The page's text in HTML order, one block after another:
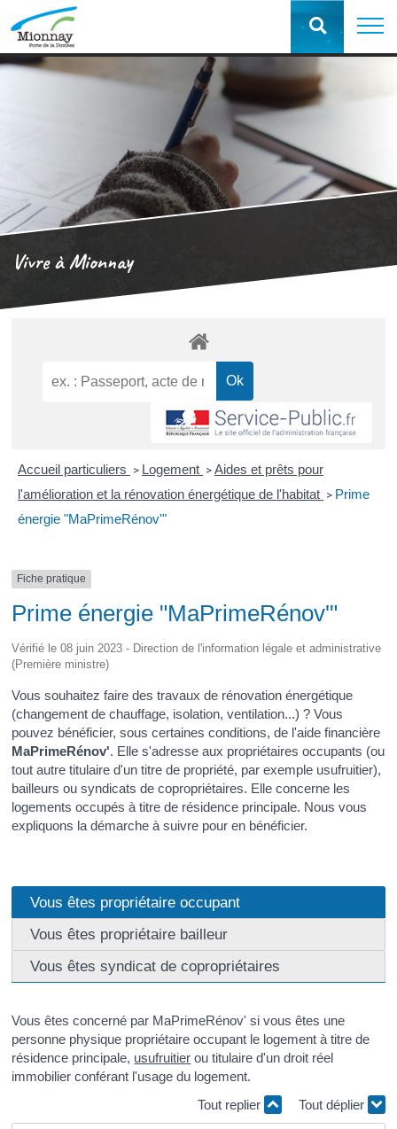
Vivre à Mionnay
Accueil particuliers > Logement > Aides et prêts pour
l'amélioration et la rénovation énergétique de l'habitat > Prime
énergie "MaPrimeRénov'"
Fiche pratique
Prime énergie "MaPrimeRénov'"
Vérifié le 08 juin 2023 - Direction de l'information légale et administrative
(Première ministre)
Vous souhaitez faire des travaux de rénovation énergétique
(changement de chauffage, isolation, ventilation...) ? Vous
pouvez bénéficier, sous certaines conditions, de l'aide financière
MaPrimeRénov'. Elle s'adresse aux propriétaires occupants (ou
tout autre titulaire d'un titre de propriété, par exemple usufruitier),
bailleurs ou syndicats de copropriétaires. Elle concerne les
logements occupés à titre de résidence principale. Nous vous
expliquons la démarche à suivre pour en bénéficier.
Vous êtes propriétaire occupant
Vous êtes propriétaire bailleur
Vous êtes syndicat de copropriétaires
Vous êtes concerné par MaPrimeRénov' si vous êtes une
personne physique propriétaire occupant le logement à titre de
résidence principale, usufruitier ou titulaire d'un droit réel
immobilier conférant l'usage du logement.
Tout replier
Tout déplier